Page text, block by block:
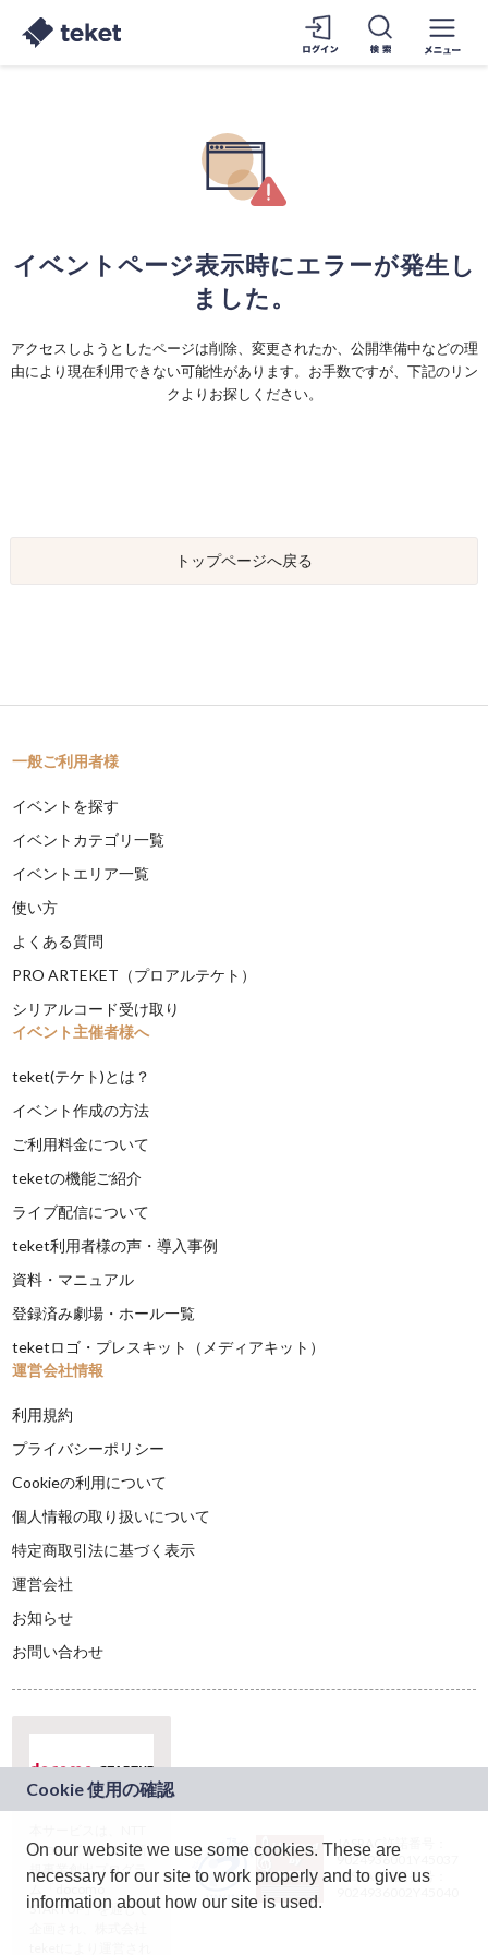
イベントページ表示時にエラーが発生し
ました。
アクセスしようとしたページは削除、変更されたか、公開準備中などの理
由により現在利用できない可能性があります。お手数ですが、下記のリン
クよりお探しください。
トップページへ戻る
一般ご利用者様
イベントを探す
イベントカテゴリ一覧
イベントエリア一覧
使い方
よくある質問
PRO ARTEKET（プロアルテケト）
シリアルコード受け取り
イベント主催者様へ
teket(テケト)とは？
イベント作成の方法
ご利用料金について
teketの機能ご紹介
ライブ配信について
teket利用者様の声・導入事例
資料・マニュアル
登録済み劇場・ホール一覧
teketロゴ・プレスキット（メディアキット）
運営会社情報
利用規約
プライバシーポリシー
Cookieの利用について
個人情報の取り扱いについて
特定商取引法に基づく表示
運営会社
お知らせ
お問い合わせ
ドコモグループの新
規事業創出プログラ
ム「docomo
STARTUP」を通じて
JASRAC許諾番号：
9024936001Y45037
JASRAC許諾番号：
On our website we use some cookies. These are
necessary for our site to work properly and to give us
information about how our site is used.